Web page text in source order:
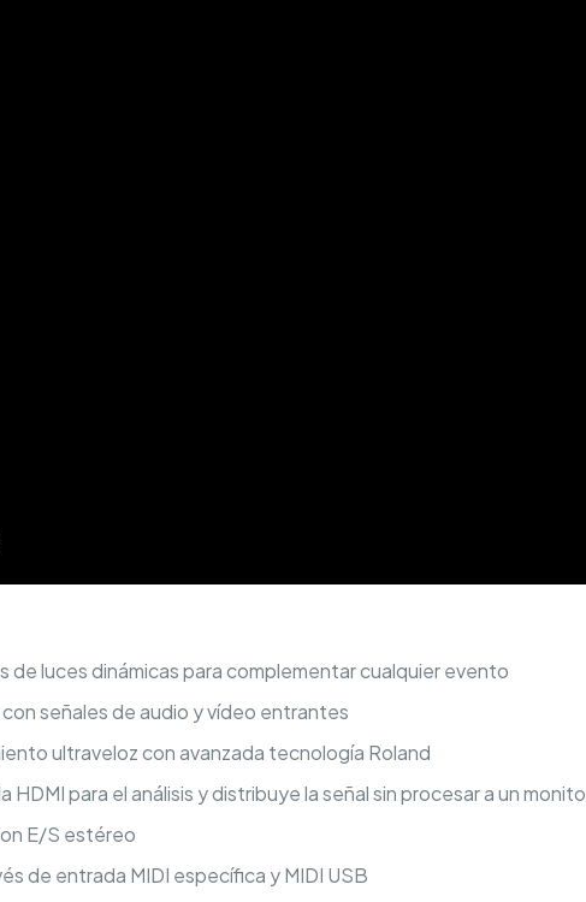
luces dinámicas para complementar cualquier evento
señales de audio y vídeo entrantes
ultraveloz con avanzada tecnología Roland
para el análisis y distribuye la señal sin procesar a un
E/S estéreo
de entrada MIDI específica y MIDI USB